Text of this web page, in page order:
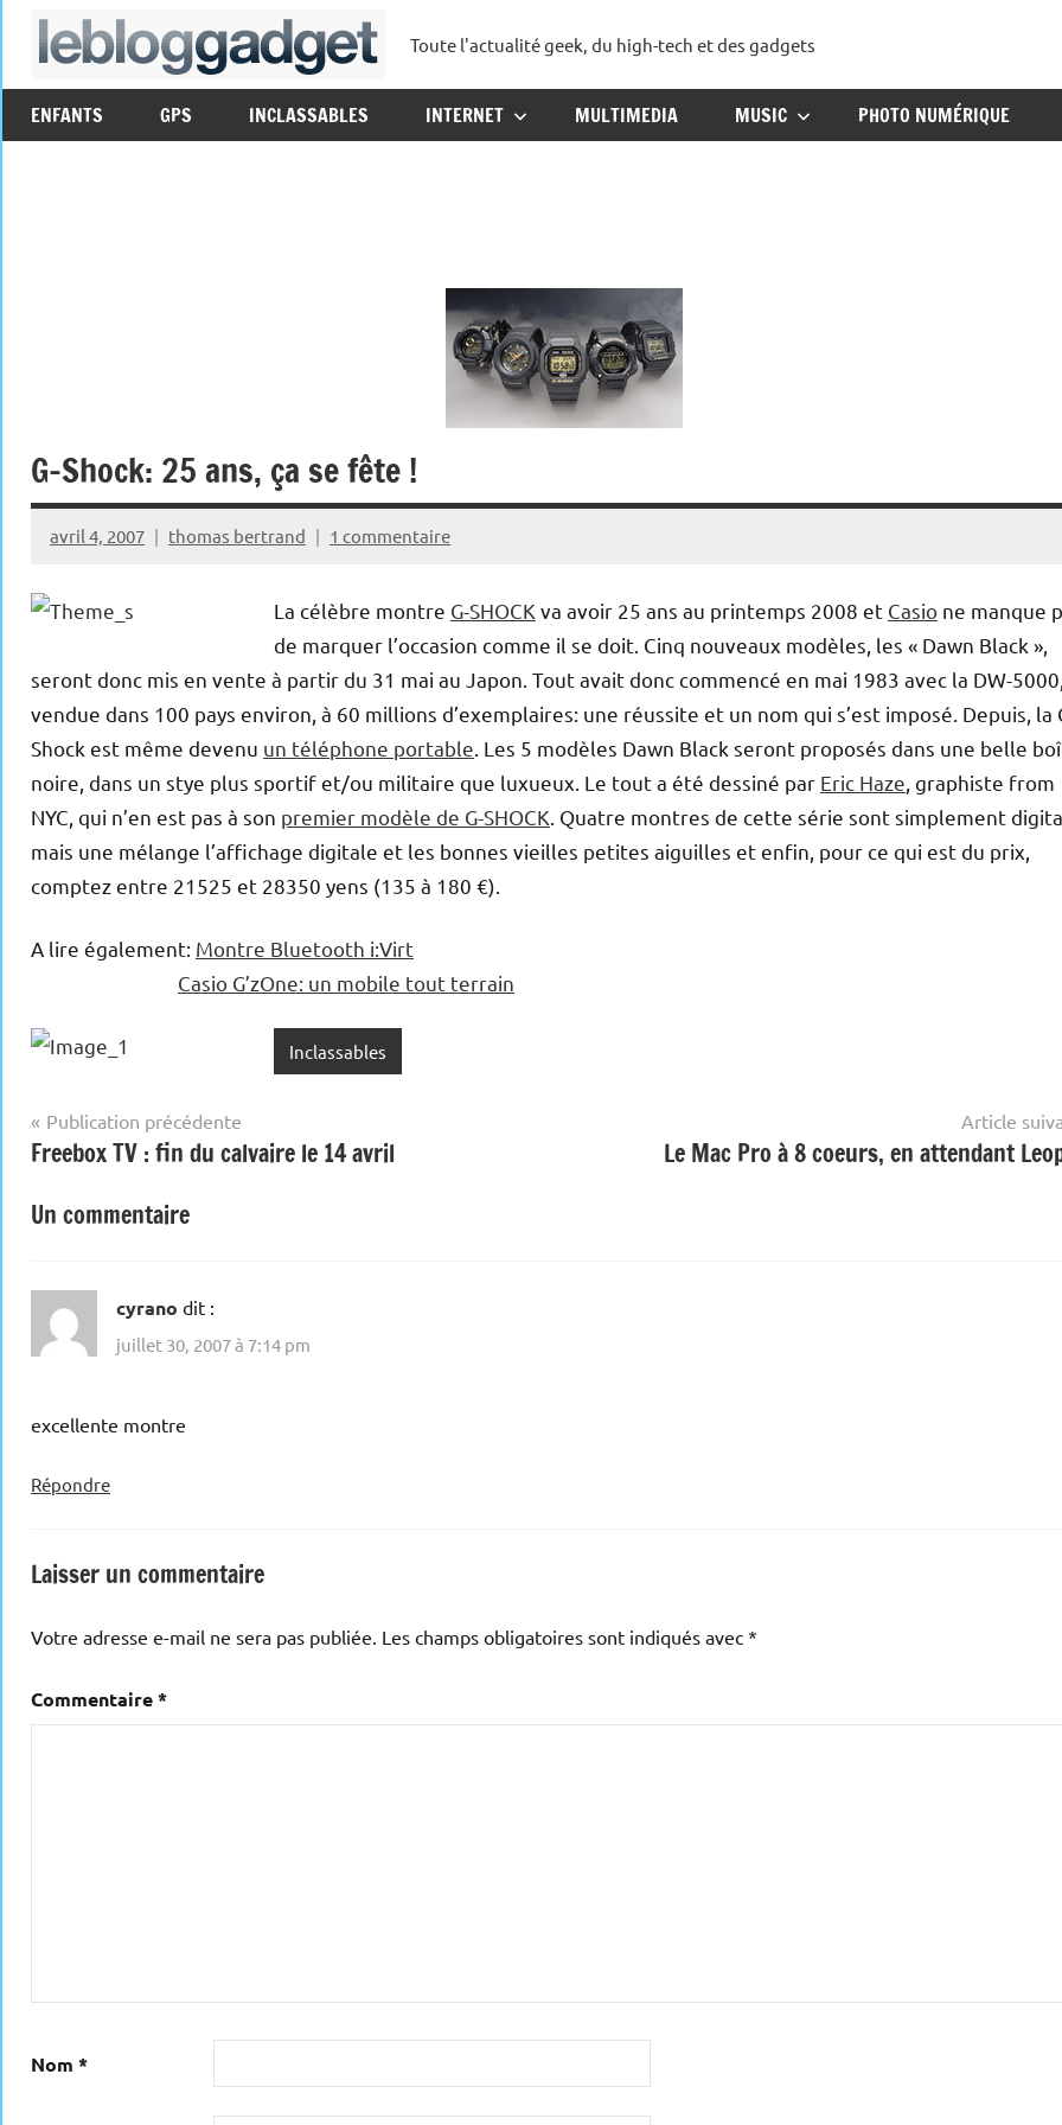
Aller
lebloggadget
Toute l'actualité geek, du high-tech et des gadgets
ENFANTS GPS INCLASSABLES INTERNET MULTIMEDIA MUSIC PHOTO NUMÉRIQUE
G-Shock: 25 ans, ça se fête !
avril 4, 2007 thomas bertrand 1 commentaire
La célèbre montre G-SHOCK va avoir 25 ans au printemps 2008 et Casio ne manque
de marquer l’occasion comme il se doit. Cinq nouveaux modèles, les « Dawn Black »,
seront donc mis en vente à partir du 31 mai au Japon. Tout avait donc commencé en mai 1983 avec la DW-5000,
vendue dans 100 pays environ, à 60 millions d’exemplaires: une réussite et un nom qui s’est imposé. Depuis, la
Shock est même devenu un téléphone portable . Les 5 modèles Dawn Black seront proposés dans une belle
noire, dans un stye plus sportif et/ou militaire que luxueux. Le tout a été dessiné par Eric Haze , graphiste from
NYC, qui n’en est pas à son premier modèle de G-SHOCK . Quatre montres de cette série sont simplement
mais une mélange l’affichage digitale et les bonnes vieilles petites aiguilles et enfin, pour ce qui est du prix,
comptez entre 21525 et 28350 yens (135 à 180 €).
A lire également: Montre Bluetooth i:Virt
Casio G’zOne: un mobile tout terrain
Inclassables
Navigation
de
l’article
Publication précédente
Freebox TV : fin du calvaire le 14 avril
Article
Le Mac Pro à 8 coeurs, en attendant
Un commentaire
cyrano dit :
juillet 30, 2007 à 7:14 pm
excellente montre
Répondre
Laisser un commentaire
Votre adresse e-mail ne sera pas publiée. Les champs obligatoires sont indiqués avec *
Commentaire*
Nom *